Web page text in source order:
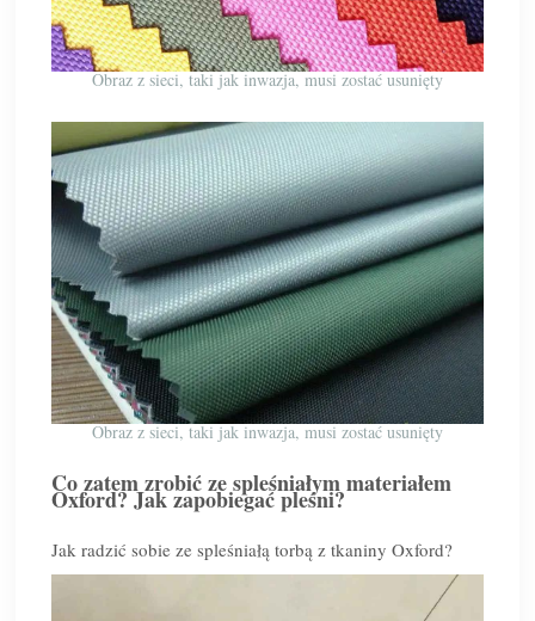
Obraz z sieci, taki jak inwazja, musi zostać usunięty
Obraz z sieci, taki jak inwazja, musi zostać usunięty
Co zatem zrobić ze spleśniałym materiałem
Oxford? Jak zapobiegać pleśni?
Jak radzić sobie ze spleśniałą torbą z tkaniny Oxford?